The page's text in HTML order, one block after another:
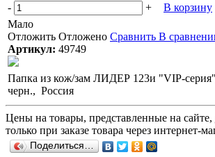
-
+ В корзину
Мало
Отложить Отложено Сравнить В
Артикул: 49749
Папка из кож/зам ЛИДЕР 123и "VIP-
черн., Россия
Цены на товары, представленные на сайте,
только при заказе товара через интернет-
Поделиться…